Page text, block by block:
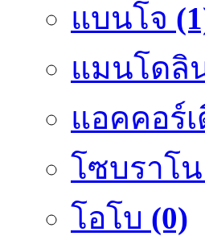
แบนโจ
แมนโดลิ
แอคคอร์
โซบราโ
โอโบ (0)